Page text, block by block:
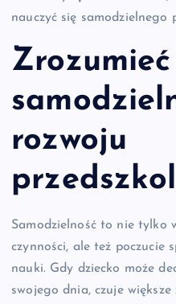
nauczyć się samodzielnego
rozwoju
Samodzielność to nie tylko
czynności, ale też poczucie
nauki. Gdy dziecko może
swojego dnia, czuje większe